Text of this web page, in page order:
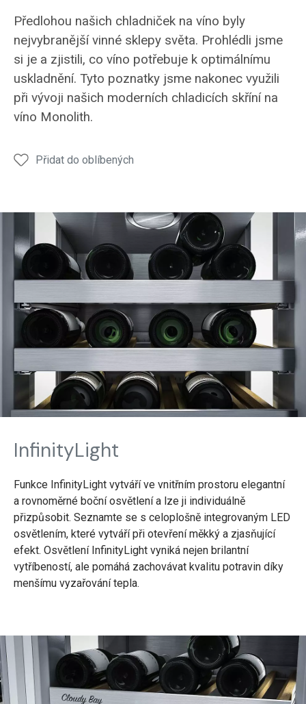
Předlohou našich chladniček na víno byly
nejvybranější vinné sklepy světa. Prohlédli jsme
si je a zjistili, co víno potřebuje k optimálnímu
uskladnění. Tyto poznatky jsme nakonec využili
při vývoji našich moderních chladicích skříní na
víno Monolith.
Přidat do oblíbených
InfinityLight
Funkce InfinityLight vytváří ve vnitřním prostoru elegantní
a rovnoměrné boční osvětlení a lze ji individuálně
přizpůsobit. Seznamte se s celoplošně integrovaným LED
osvětlením, které vytváří při otevření měkký a zjasňující
efekt. Osvětlení InfinityLight vyniká nejen brilantní
vytříbeností, ale pomáhá zachovávat kvalitu potravin díky
menšímu vyzařování tepla.